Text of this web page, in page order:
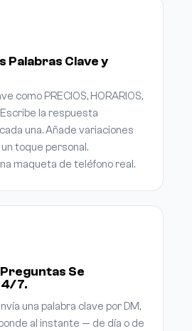
Palabras Clave y
como PRECIOS, HORARIOS,
Escribe la respuesta
una. Añade variaciones
toque personal.
maqueta de teléfono real.
Se
7.
una palabra clave por DM,
al instante — de día o de